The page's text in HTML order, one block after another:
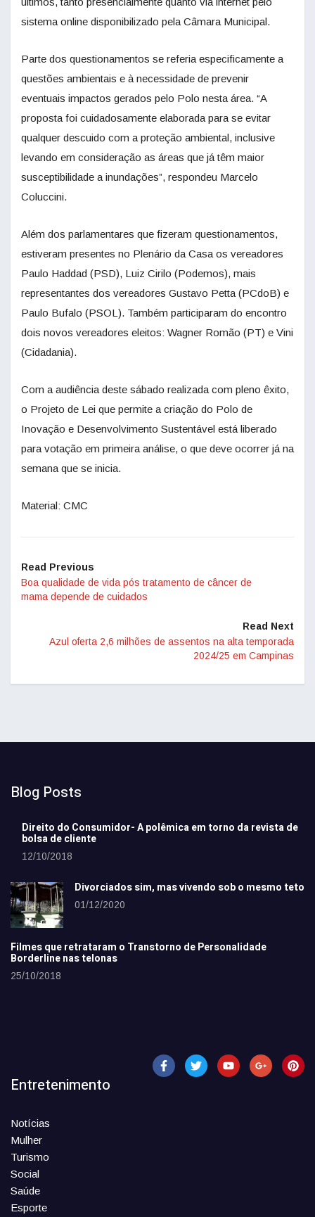
sistema online disponibilizado pela Câmara Municipal.
Parte dos questionamentos se referia especificamente a
questões ambientais e à necessidade de prevenir
eventuais impactos gerados pelo Polo nesta área. “A
proposta foi cuidadosamente elaborada para se evitar
qualquer descuido com a proteção ambiental, inclusive
levando em consideração as áreas que já têm maior
susceptibilidade a inundações”, respondeu Marcelo
Coluccini.
Além dos parlamentares que fizeram questionamentos,
estiveram presentes no Plenário da Casa os vereadores
Paulo Haddad (PSD), Luiz Cirilo (Podemos), mais
representantes dos vereadores Gustavo Petta (PCdoB) e
Paulo Bufalo (PSOL). Também participaram do encontro
dois novos vereadores eleitos: Wagner Romão (PT) e Vini
(Cidadania).
Com a audiência deste sábado realizada com pleno êxito,
o Projeto de Lei que permite a criação do Polo de
Inovação e Desenvolvimento Sustentável está liberado
para votação em primeira análise, o que deve ocorrer já na
semana que se inicia.
Material: CMC
Read Previous
Boa qualidade de vida pós tratamento de câncer de
mama depende de cuidados
Read Next
Azul oferta 2,6 milhões de assentos na alta temporada
2024/25 em Campinas
Blog Posts
Direito do Consumidor- A polêmica em torno da revista de
bolsa de cliente
12/10/2018
Divorciados sim, mas vivendo sob o mesmo teto
01/12/2020
Filmes que retrataram o Transtorno de Personalidade
Borderline nas telonas
25/10/2018
Entretenimento
Notícias
Mulher
Turismo
Social
Saúde
Esporte